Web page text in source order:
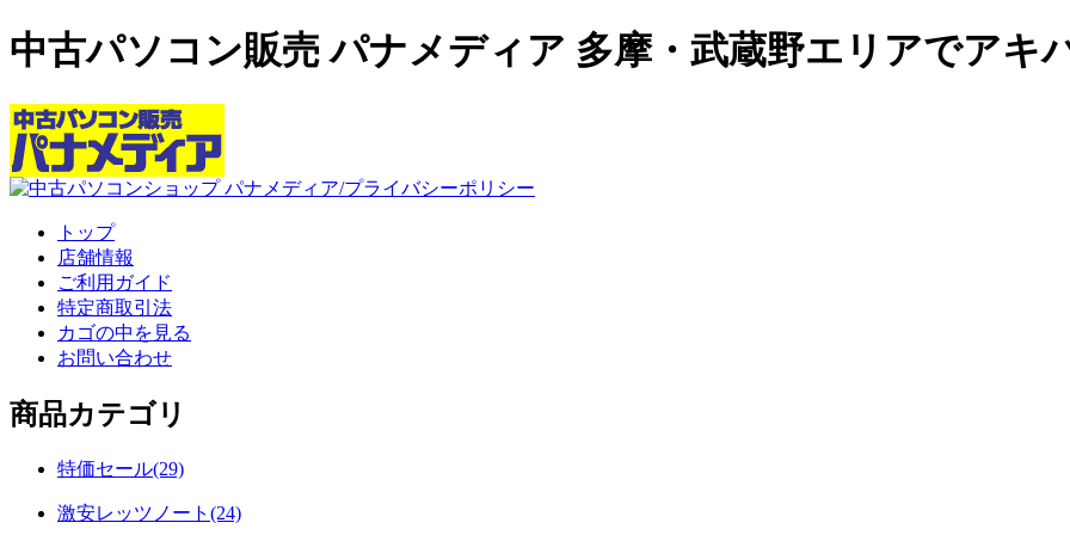
中古パソコン販売 パナメディア 多摩・武蔵野エリアでアキ
トップ
店舗情報
ご利用ガイド
特定商取引法
カゴの中を見る
お問い合わせ
商品カテゴリ
特価セール(29)
激安レッツノート(24)